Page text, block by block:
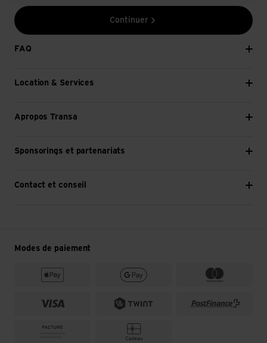
Continuer
FAQ
Location & Services
Apropos Transa
Sponsorings et partenariats
Contact et conseil
Modes de paiement